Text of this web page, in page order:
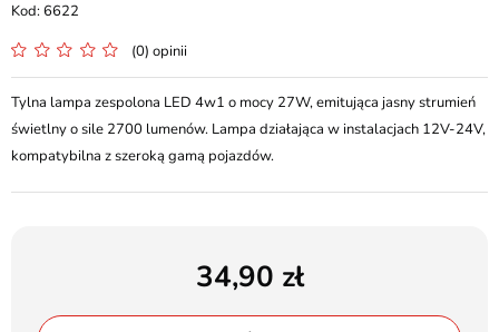
6622
(0) opinii
Tylna lampa zespolona LED 4w1 o mocy 27W, emitująca jasny strumień
świetlny o sile 2700 lumenów. Lampa działająca w instalacjach 12V-24V,
kompatybilna z szeroką gamą pojazdów.
34,90